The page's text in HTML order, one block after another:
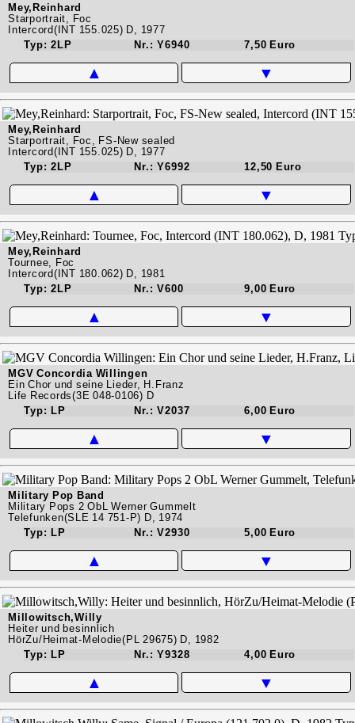
Mey,Reinhard
Starportrait, Foc
Intercord(INT 155.025) D, 1977
Typ: 2LP
Nr.: Y6940 7,50 Euro
▲ ▼
Mey,Reinhard
Starportrait, Foc, FS-New sealed
Intercord(INT 155.025) D, 1977
Typ: 2LP
Nr.: Y6992 12,50 Euro
▲ ▼
Mey,Reinhard
Tournee, Foc
Intercord(INT 180.062) D, 1981
Typ: 2LP
Nr.: V600 9,00 Euro
▲ ▼
MGV Concordia Willingen
Ein Chor und seine Lieder, H.Franz
Life Records(3E 048-0106) D
Typ: LP
Nr.: V2037 6,00 Euro
▲ ▼
Military Pop Band
Military Pops 2 ObL Werner Gummelt
Telefunken(SLE 14 751-P) D, 1974
Typ: LP
Nr.: V2930 5,00 Euro
▲ ▼
Millowitsch,Willy
Heiter und besinnlich
HörZu/Heimat-Melodie(PL 29675) D, 1982
Typ: LP
Nr.: Y9328 4,00 Euro
▲ ▼